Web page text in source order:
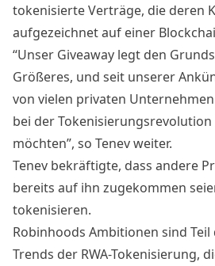
tokenisierte Verträge, die deren
aufgezeichnet auf einer
“Unser Giveaway legt den
Größeres, und seit unserer
von vielen privaten
bei der Tokenisierungsrevolution
möchten”, so Tenev weiter.
Tenev bekräftigte, dass andere
bereits auf ihn zugekommen
tokenisieren.
Robinhoods Ambitionen sind
Trends der RWA-Tokenisierung,